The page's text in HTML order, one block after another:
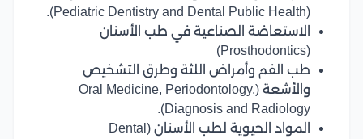
(Pediatric Dentistry and Dental Public Health).
الاستعاضة الصناعية في طب الأسنان
(Prosthodontics)
طب الفم وأمراض اللثة وطرق التشخيص
والأشعة (Oral Medicine, Periodontology,
Diagnosis and Radiology).
المواد الحيوية لطب الأسنان (Dental